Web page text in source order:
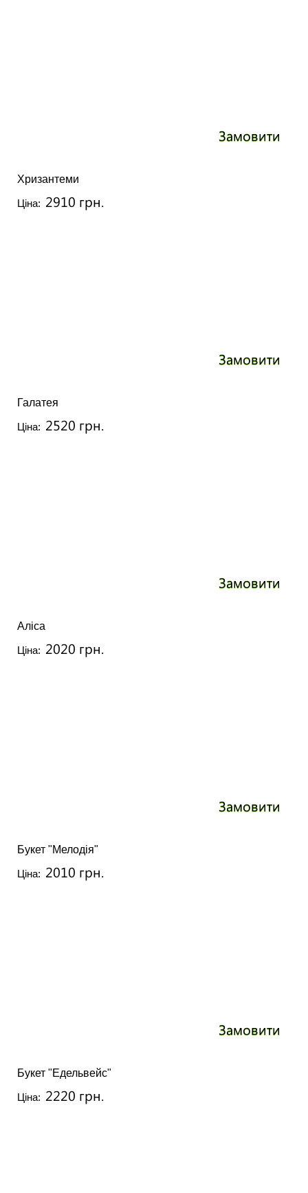
Замовити
Хризантеми
Ціна: 2910 грн.
Замовити
Галатея
Ціна: 2520 грн.
Замовити
Аліса
Ціна: 2020 грн.
Замовити
Букет "Мелодія"
Ціна: 2010 грн.
Замовити
Букет "Едельвейс"
Ціна: 2220 грн.